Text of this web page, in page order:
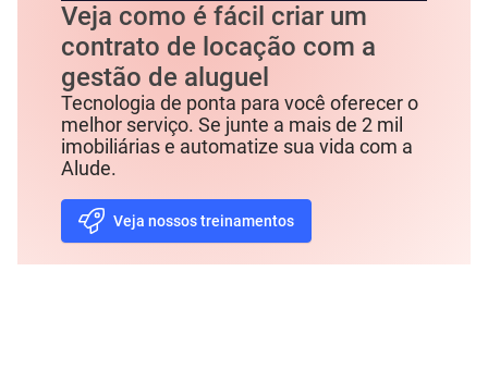
Veja como é fácil criar um
contrato de locação com a
gestão de aluguel
Tecnologia de ponta para você oferecer o
melhor serviço. Se junte a mais de 2 mil
imobiliárias e automatize sua vida com a
Alude.
Veja nossos treinamentos